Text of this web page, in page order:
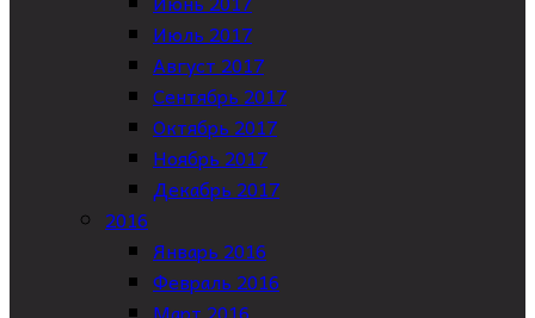
Июль 2017
Август 2017
Сентябрь 2017
Октябрь 2017
Ноябрь 2017
Декабрь 2017
2016
Январь 2016
Февраль 2016